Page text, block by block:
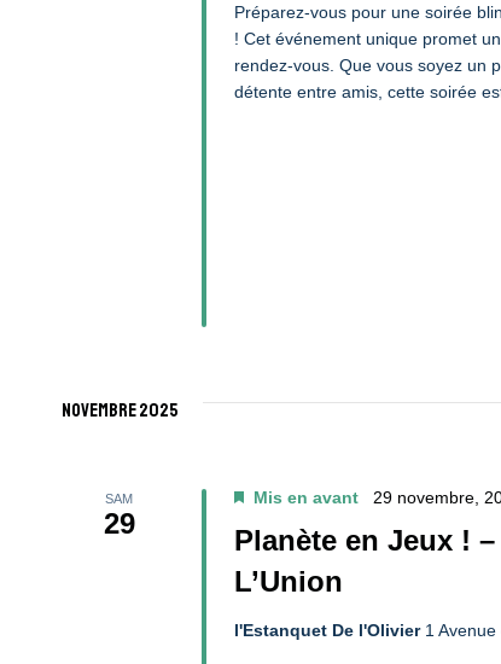
Préparez-vous pour une soirée
! Cet événement unique promet
rendez-vous. Que vous soyez un
détente entre amis, cette soirée
novembre 2025
SAM
29
Planète en Jeux !
L’Union
Mis en avant 29 novembre,
l'Estanquet De l'Olivier 1